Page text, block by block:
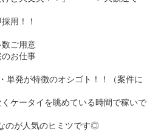
用！！
数ご用意
のお仕事
単発が特徴のオシゴト！！（案件に
ケータイを眺めている時間で稼いで
のが人気のヒミツです◎